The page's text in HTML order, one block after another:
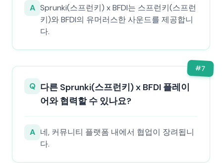
A Sprunki(스프런키) x BFDI는 스프런키(스프런
키)와 BFDI의 유머러스한 사운드를 제공합니
다.
#7
Q 다른 Sprunki(스프런키) x BFDI 플레이
어와 협력할 수 있나요?
A 네, 커뮤니티 플랫폼 내에서 협업이 장려됩니
다.